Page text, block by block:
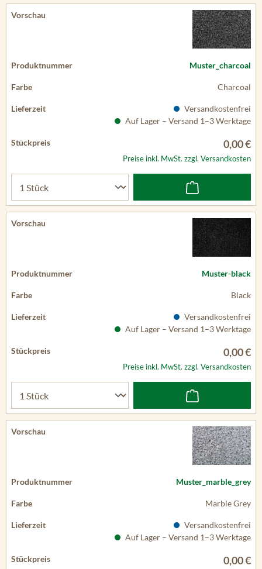
Muster_charcoal
Charcoal
Versandkostenfrei
Auf Lager – Versand 1–3 Werktage
0,00 €
Preise inkl. MwSt. zzgl. Versandkosten
Muster-black
Black
Versandkostenfrei
Auf Lager – Versand 1–3 Werktage
0,00 €
Preise inkl. MwSt. zzgl. Versandkosten
Muster_marble_grey
Marble Grey
Versandkostenfrei
Auf Lager – Versand 1–3 Werktage
0,00 €